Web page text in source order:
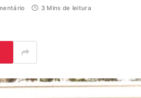
3 Mins de leitura